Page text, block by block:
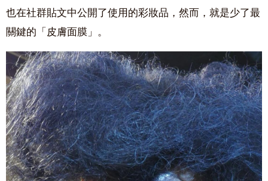
也在社群貼文中公開了使用的彩妝品，然而，就是少了最
關鍵的「皮膚面膜」。